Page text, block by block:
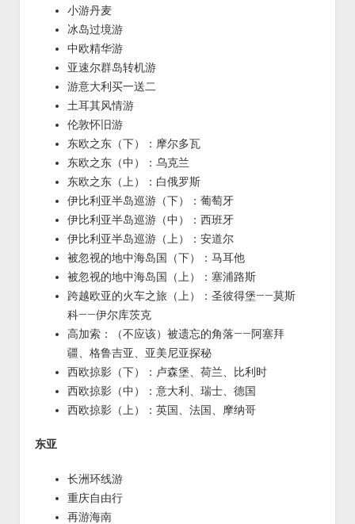
小游丹麦
冰岛过境游
中欧精华游
亚速尔群岛转机游
游意大利买一送二
土耳其风情游
伦敦怀旧游
东欧之东（下）：摩尔多瓦
东欧之东（中）：乌克兰
东欧之东（上）：白俄罗斯
伊比利亚半岛巡游（下）：葡萄牙
伊比利亚半岛巡游（中）：西班牙
伊比利亚半岛巡游（上）：安道尔
被忽视的地中海岛国（下）：马耳他
被忽视的地中海岛国（上）：塞浦路斯
跨越欧亚的火车之旅（上）：圣彼得堡——莫斯
科——伊尔库茨克
高加索：（不应该）被遗忘的角落——阿塞拜
疆、格鲁吉亚、亚美尼亚探秘
西欧掠影（下）：卢森堡、荷兰、比利时
西欧掠影（中）：意大利、瑞士、德国
西欧掠影（上）：英国、法国、摩纳哥
东亚
长洲环线游
重庆自由行
再游海南